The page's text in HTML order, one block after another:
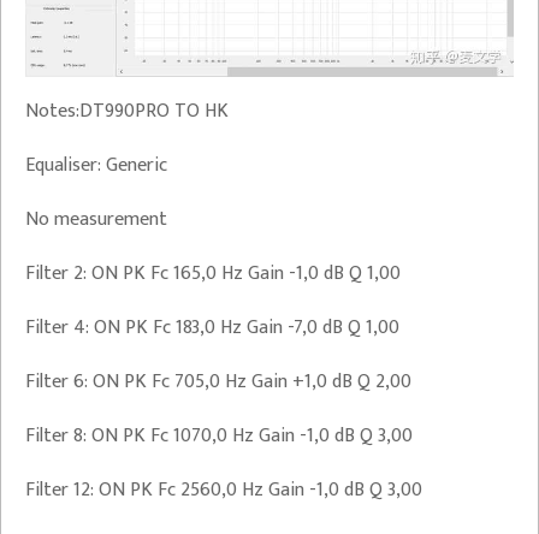
Notes:DT990PRO TO HK
Equaliser: Generic
No measurement
Filter 2: ON PK Fc 165,0 Hz Gain -1,0 dB Q 1,00
Filter 4: ON PK Fc 183,0 Hz Gain -7,0 dB Q 1,00
Filter 6: ON PK Fc 705,0 Hz Gain +1,0 dB Q 2,00
Filter 8: ON PK Fc 1070,0 Hz Gain -1,0 dB Q 3,00
Filter 12: ON PK Fc 2560,0 Hz Gain -1,0 dB Q 3,00